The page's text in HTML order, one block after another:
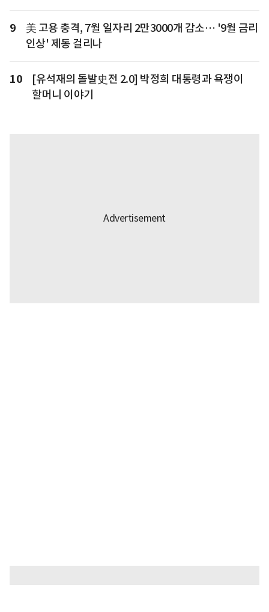
9
美 고용 충격, 7월 일자리 2만3000개 감소… '9월 금리
인상' 제동 걸리나
10
[유석재의 돌발史전 2.0] 박정희 대통령과 욕쟁이
할머니 이야기